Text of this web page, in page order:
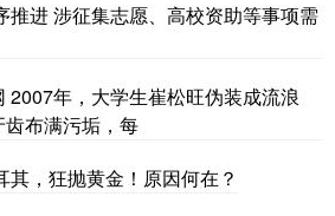
推进 涉征集志愿、高校资助等事项需
2007年，大学生崔松旺伪装成流浪
布满污垢，每
，狂抛黄金！原因何在？